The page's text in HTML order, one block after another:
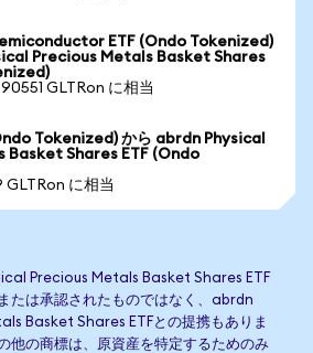
ETF (Ondo Tokenized)
Precious Metals Basket Shares
GLTRon に相当
Tokenized) から abrdn Physical
Basket Shares ETF (Ondo
GLTRon に相当
Precious Metals Basket Shares ETF
たは承認されたものではなく、abrdn
Basket Shares ETFとの提携もありま
他の商標は、原資産を特定するためのみ